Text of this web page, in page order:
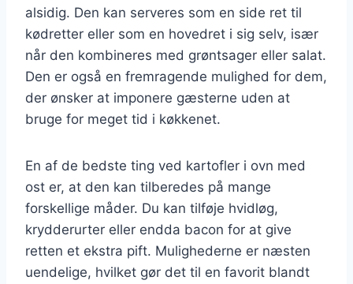
alsidig. Den kan serveres som en side ret til
kødretter eller som en hovedret i sig selv, især
når den kombineres med grøntsager eller salat.
Den er også en fremragende mulighed for dem,
der ønsker at imponere gæsterne uden at
bruge for meget tid i køkkenet.
En af de bedste ting ved kartofler i ovn med
ost er, at den kan tilberedes på mange
forskellige måder. Du kan tilføje hvidløg,
krydderurter eller endda bacon for at give
retten et ekstra pift. Mulighederne er næsten
uendelige, hvilket gør det til en favorit blandt